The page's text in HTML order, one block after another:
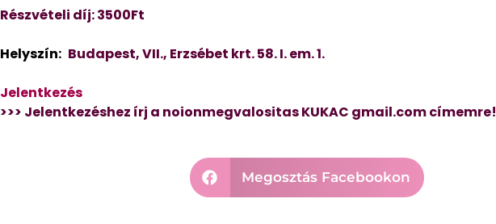
Részvételi díj: 3500Ft
Helyszín: Budapest, VII., Erzsébet krt. 58. I. em. 1.
Jelentkezés
>>> Jelentkezéshez írj a noionmegvalositas KUKAC gmail.com címemre!
Megosztás Facebookon